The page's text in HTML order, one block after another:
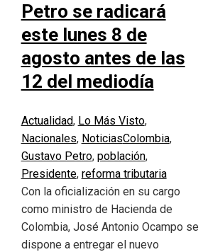
Petro se radicará
este lunes 8 de
agosto antes de las
12 del mediodía
Actualidad, Lo Más Visto,
Nacionales, NoticiasColombia,
Gustavo Petro, población,
Presidente, reforma tributaria
Con la oficialización en su cargo
como ministro de Hacienda de
Colombia, José Antonio Ocampo se
dispone a entregar el nuevo